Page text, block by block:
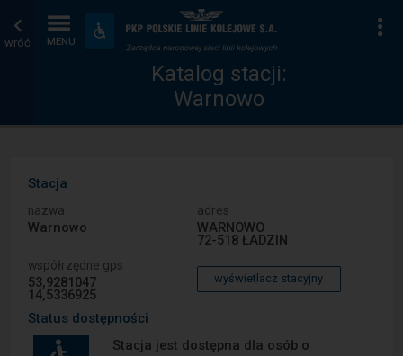
wróć MENU
Dostępność
i
udogodnienia
Katalog
stacji
Strona
główna
Katalog stacji:
Warnowo
Stacja
nazwa
Warnowo
adres
WARNOWO
72-518 ŁADZIN
współrzędne gps
53,9281047
14,5336925
wyświetlacz stacyjny
Status dostępności
Stacja jest dostępna dla osób o